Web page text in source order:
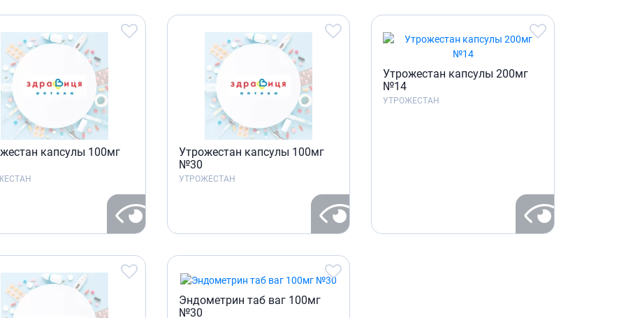
капсулы 100мг
Утрожестан капсулы 100мг
№30
УТРОЖЕСТАН
Утрожестан капсулы 200мг
№14
УТРОЖЕСТАН
Эндометрин таб ваг 100мг
№30